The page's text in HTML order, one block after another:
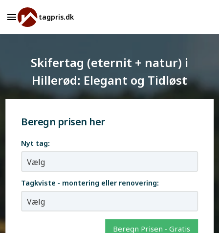
tagpris.dk
Skifertag (eternit + natur) i
Hillerød: Elegant og Tidløst
Beregn prisen her
Nyt tag:
Tagkviste - montering eller renovering:
Beregn Prisen - Gratis